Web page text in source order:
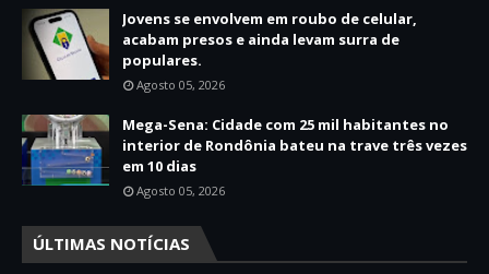
Jovens se envolvem em roubo de celular,
acabam presos e ainda levam surra de
populares.
Agosto 05, 2026
Mega-Sena: Cidade com 25 mil habitantes no
interior de Rondônia bateu na trave três vezes
em 10 dias
Agosto 05, 2026
ÚLTIMAS NOTÍCIAS